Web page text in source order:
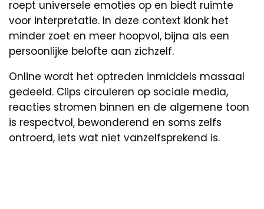
roept universele emoties op en biedt ruimte
voor interpretatie. In deze context klonk het
minder zoet en meer hoopvol, bijna als een
persoonlijke belofte aan zichzelf.
Online wordt het optreden inmiddels massaal
gedeeld. Clips circuleren op sociale media,
reacties stromen binnen en de algemene toon
is respectvol, bewonderend en soms zelfs
ontroerd, iets wat niet vanzelfsprekend is.